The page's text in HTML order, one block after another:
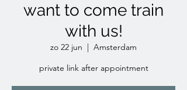
want to come train
with us!
zo 22 jun
  |
Amsterdam
private link after appointment